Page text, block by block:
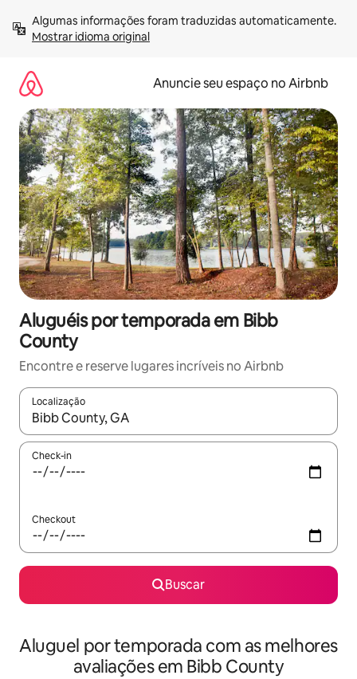
para
Mostrar idioma original
Anuncie seu espaço no Airbnb
Aluguéis por temporada em Bibb
County
Encontre e reserve lugares incríveis no Airbnb
Localização
Quando os resultados estiverem disponíveis, explore-os
Check-in
Checkout
Buscar
Aluguel por temporada com as melhores
avaliações em Bibb County